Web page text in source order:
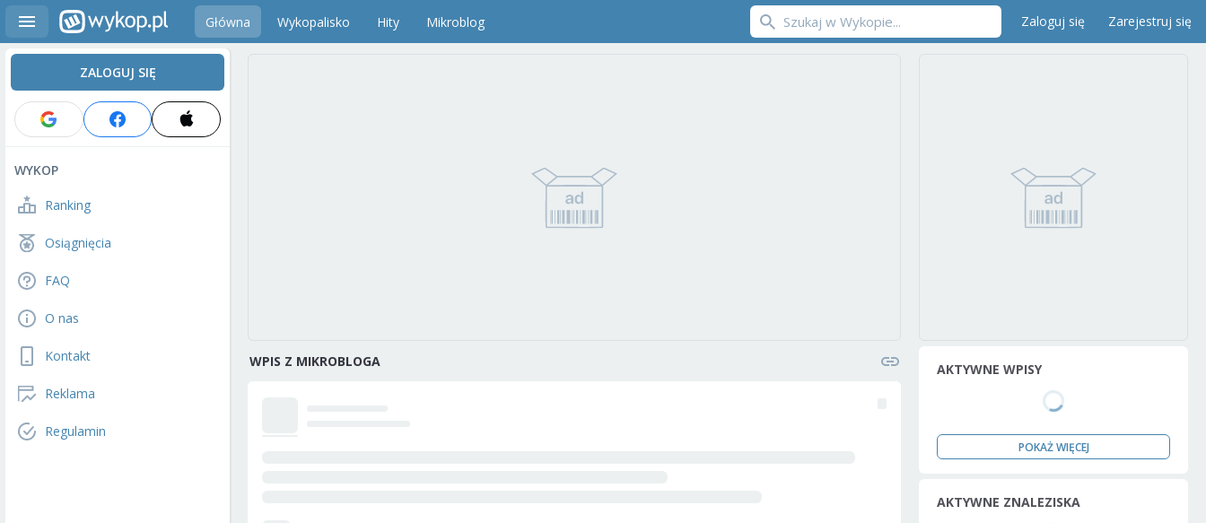
Główna Wykopalisko Hity Mikroblog Zaloguj się Zarejestruj się
ZALOGUJ SIĘ
WYKOP
Ranking
Osiągnięcia
FAQ
O nas
Kontakt
Reklama
Regulamin
WPIS Z MIKROBLOGA AKTYWNE WPISY
POKAŻ WIĘCEJ
AKTYWNE ZNALEZISKA